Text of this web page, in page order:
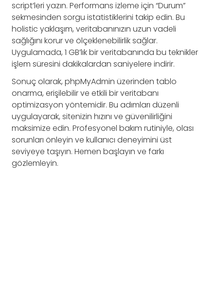
script’leri yazın. Performans izleme için “Durum”
sekmesinden sorgu istatistiklerini takip edin. Bu
holistic yaklaşım, veritabanınızın uzun vadeli
sağlığını korur ve ölçeklenebilirlik sağlar.
Uygulamada, 1 GB’lık bir veritabanında bu teknikler
işlem süresini dakikalardan saniyelere indirir.
Sonuç olarak, phpMyAdmin üzerinden tablo
onarma, erişilebilir ve etkili bir veritabanı
optimizasyon yöntemidir. Bu adımları düzenli
uygulayarak, sitenizin hızını ve güvenilirliğini
maksimize edin. Profesyonel bakım rutiniyle, olası
sorunları önleyin ve kullanıcı deneyimini üst
seviyeye taşıyın. Hemen başlayın ve farkı
gözlemleyin.